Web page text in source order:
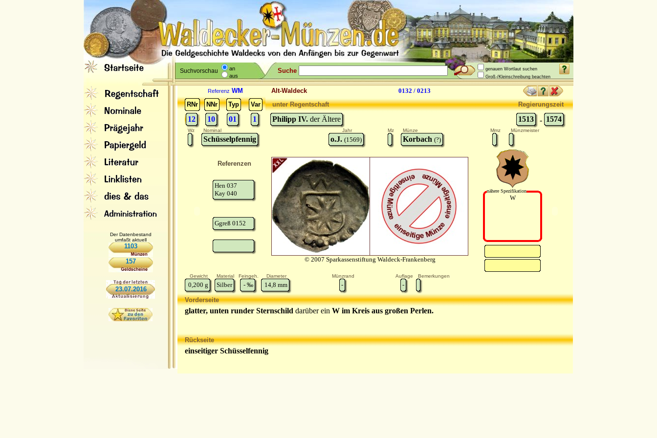
Suchvorschau
an
aus
Suche
genauen Wortlaut suchen
Groß-/Kleinschreibung beachten
Der Datenbestand
umfaßt aktuell
1103
157
23.07.2016
Referenz WM Alt-Waldeck
0132 / 0213
RNr
NNr Typ Var
12 10 01 1
unter Regentschaft Regierungszeit
Philipp IV. der Ältere 1513 - 1574
Wz Nominal Jahr Mz Münze Mmz Münzmeister
Schüsselpfennig o.J. (1569) Korbach (?)
Referenzen
Hen 037
Kay 040
Ggreß 0152
© 2007 Sparkassenstiftung Waldeck-Frankenberg
nähere Spezifikation
W
Gewicht Material Feingeh. Diameter Münzrand Auflage Bemerkungen
0,200 g Silber - ‰ 14,8 mm - -
Vorderseite
glatter, unten runder Sternschild darüber ein W im Kreis aus großen Perlen.
Rückseite
einseitiger Schüsselfennig